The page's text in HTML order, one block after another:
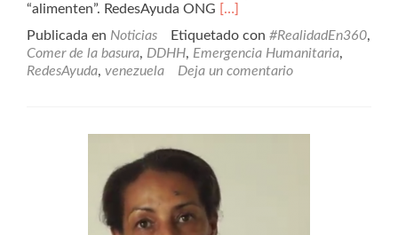
“alimenten”. RedesAyuda ONG Leer
Consecuencias
De
La
[…]
Publicada en Noticias Etiquetado con #RealidadEn360,
Comer de la basura, DDHH, Emergencia Humanitaria,
RedesAyuda, venezuela Deja un comentario